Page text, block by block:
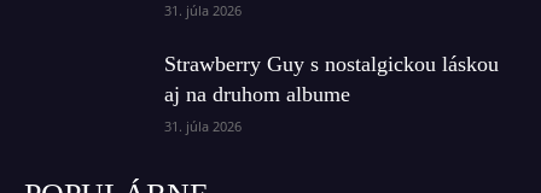
31. júla 2026
Strawberry Guy s nostalgickou láskou
aj na druhom albume
31. júla 2026